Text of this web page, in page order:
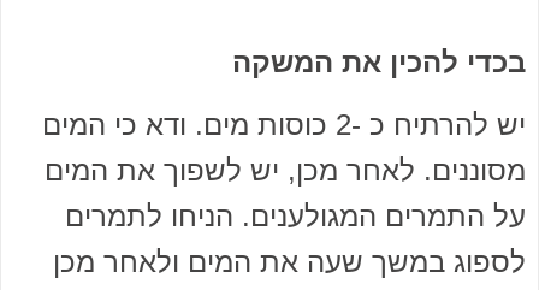
בכדי להכין את המשקה
יש להרתיח כ -2 כוסות מים. ודא כי המים
מסוננים. לאחר מכן, יש לשפוך את המים
על התמרים המגולענים. הניחו לתמרים
לספוג במשך שעה את המים ולאחר מכן